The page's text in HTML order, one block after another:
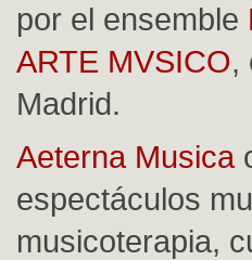
por el ensemble
ARTE MVSICO,
Madrid.
Aeterna Musica
espectáculos
musicoterapia,